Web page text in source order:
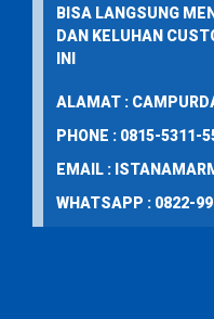
BISA LANGSUNG
DAN KELUHAN
INI
ALAMAT :
PHONE : 0815-5311-
EMAIL :
WHATSAPP : 0822-